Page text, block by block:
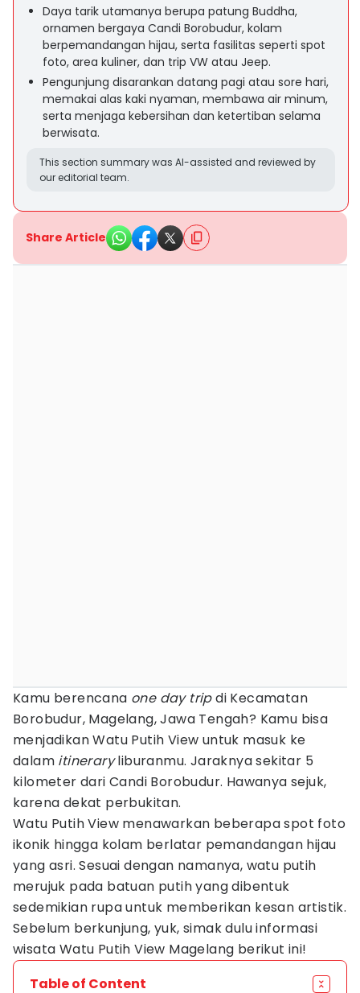
Daya tarik utamanya berupa patung Buddha,
ornamen bergaya Candi Borobudur, kolam
berpemandangan hijau, serta fasilitas seperti spot
foto, area kuliner, dan trip VW atau Jeep.
Pengunjung disarankan datang pagi atau sore hari,
memakai alas kaki nyaman, membawa air minum,
serta menjaga kebersihan dan ketertiban selama
berwisata.
This section summary was AI-assisted and reviewed by
our editorial team.
Share Article
Kamu berencana one day tripdi Kecamatan
Borobudur, Magelang, Jawa Tengah? Kamu bisa
menjadikan Watu Putih View untuk masuk ke
dalam itineraryliburanmu. Jaraknya sekitar 5
kilometer dari Candi Borobudur. Hawanya sejuk,
karena dekat perbukitan.
Watu Putih View menawarkan beberapa spot foto
ikonik hingga kolam berlatar pemandangan hijau
yang asri. Sesuai dengan namanya, watu putih
merujuk pada batuan putih yang dibentuk
sedemikian rupa untuk memberikan kesan artistik.
Sebelum berkunjung, yuk, simak dulu informasi
wisata Watu Putih View Magelang berikut ini!
Table of Content